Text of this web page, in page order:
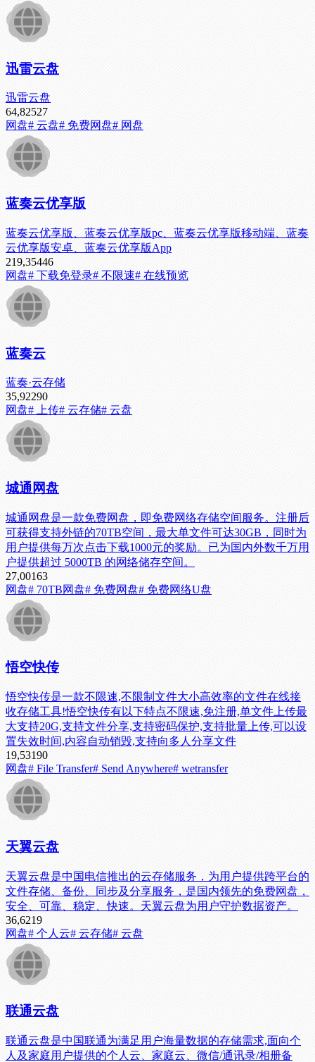
迅雷云盘
迅雷云盘
64,82527
网盘# 云盘# 免费网盘# 网盘
蓝奏云优享版
蓝奏云优享版、蓝奏云优享版pc、蓝奏云优享版移动端、蓝奏
云优享版安卓、蓝奏云优享版App
219,35446
网盘# 下载免登录# 不限速# 在线预览
蓝奏云
蓝奏·云存储
35,92290
网盘# 上传# 云存储# 云盘
城通网盘
城通网盘是一款免费网盘，即免费网络存储空间服务。注册后
可获得支持外链的70TB空间，最大单文件可达30GB，同时为
用户提供每万次点击下载1000元的奖励。已为国内外数千万用
户提供超过 5000TB 的网络储存空间。
27,00163
网盘# 70TB网盘# 免费网盘# 免费网络U盘
悟空快传
悟空快传是一款不限速,不限制文件大小高效率的文件在线接
收存储工具!悟空快传有以下特点不限速,免注册,单文件上传最
大支持20G,支持文件分享,支持密码保护,支持批量上传,可以设
置失效时间,内容自动销毁,支持向多人分享文件
19,53190
网盘# File Transfer# Send Anywhere# wetransfer
天翼云盘
天翼云盘是中国电信推出的云存储服务，为用户提供跨平台的
文件存储、备份、同步及分享服务，是国内领先的免费网盘，
安全、可靠、稳定、快速。天翼云盘为用户守护数据资产。
36,6219
网盘# 个人云# 云存储# 云盘
联通云盘
联通云盘是中国联通为满足用户海量数据的存储需求,面向个
人及家庭用户提供的个人云、家庭云、微信/通讯录/相册备